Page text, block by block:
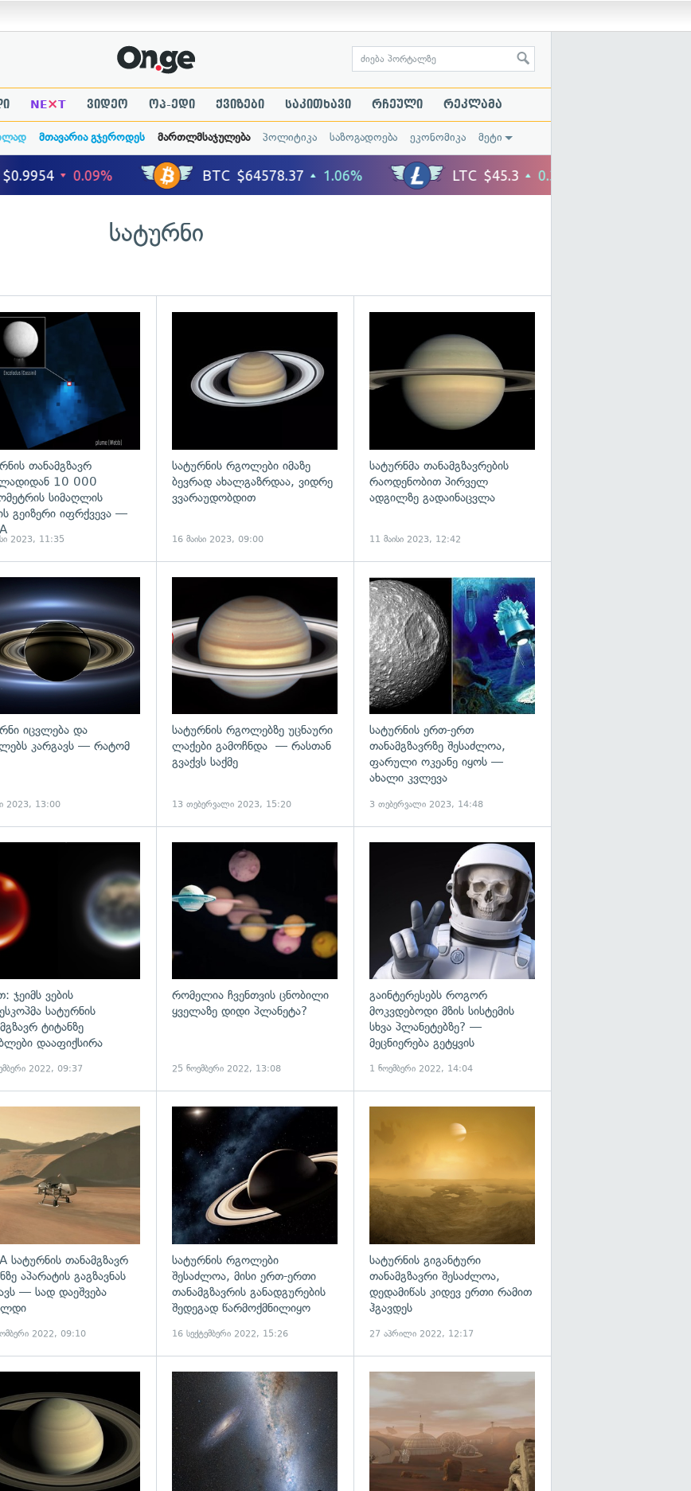
NE×T ვიდეო ოპ-ედი ქვიზები საკითხავი რჩეული რეკლამა
მთავარია გჯეროდეს მართლმსაჯულება პოლიტიკა საზოგადოება ეკონომიკა მეტი
სატურნი
თანამგზავრ
10 000
სიმაღლის
გეიზერი იფრქვევა —
2023, 11:35
სატურნის რგოლები იმაზე
ბევრად ახალგაზრდაა, ვიდრე
ვვარაუდობდით
16 მაისი 2023, 09:00
სატურნმა თანამგზავრების
რაოდენობით პირველ
ადგილზე გადაინაცვლა
11 მაისი 2023, 12:42
იცვლება და
კარგავს — რატომ
2023, 13:00
გადახედვა
სატურნის რგოლებზე უცნაური
ლაქები გამოჩნდა — რასთან
გვაქვს საქმე
13 თებერვალი 2023, 15:20
სატურნის ერთ-ერთ
თანამგზავრზე შესაძლოა,
ფარული ოკეანე იყოს —
ახალი კვლევა
3 თებერვალი 2023, 14:48
ჯეიმს ვების
სატურნის
ტიტანზე
დააფიქსირა
2022, 09:37
რომელია ჩვენთვის ცნობილი
ყველაზე დიდი პლანეტა?
25 ნოემბერი 2022, 13:08
გაინტერესებს როგორ
მოკვდებოდი მზის სისტემის
სხვა პლანეტებზე? —
მეცნიერება გეტყვის
1 ნოემბერი 2022, 14:04
გადახედვა
სატურნის თანამგზავრ
აპარატის გაგზავნას
— სად დაეშვება
2022, 09:10
სატურნის რგოლები
შესაძლოა, მისი ერთ-ერთი
თანამგზავრის განადგურების
შედეგად წარმოქმნილიყო
16 სექტემბერი 2022, 15:26
სატურნის გიგანტური
თანამგზავრი შესაძლოა,
დედამიწას კიდევ ერთი რამით
ჰგავდეს
27 აპრილი 2022, 12:17
გადახედვა გადახედვა